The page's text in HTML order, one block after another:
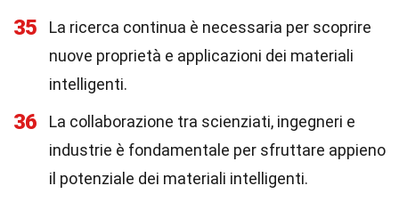
35
La ricerca continua è necessaria per scoprire
nuove proprietà e applicazioni dei materiali
intelligenti.
36
La collaborazione tra scienziati, ingegneri e
industrie è fondamentale per sfruttare appieno
il potenziale dei materiali intelligenti.